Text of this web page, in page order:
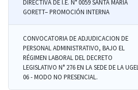
DIRECTIVA DE I.E. N° 0059 SANTA MARIA
GORETT– PROMOCIÓN INTERNA
CONVOCATORIA DE ADJUDICACION DE
PERSONAL ADMINISTRATIVO, BAJO EL
RÉGIMEN LABORAL DEL DECRETO
LEGISLATIVO N° 276 EN LA SEDE DE LA UGEL
06 - MODO NO PRESENCIAL.